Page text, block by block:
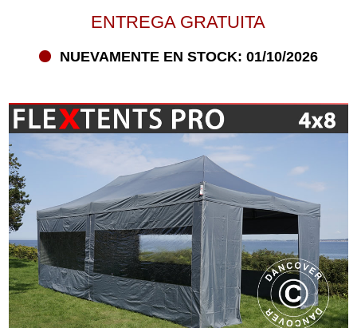
ENTREGA GRATUITA
NUEVAMENTE EN STOCK: 01/10/2026